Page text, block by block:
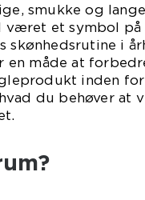
smukke og
været et symbol
skønhedsrutine i
måde at
inden
du behøver at